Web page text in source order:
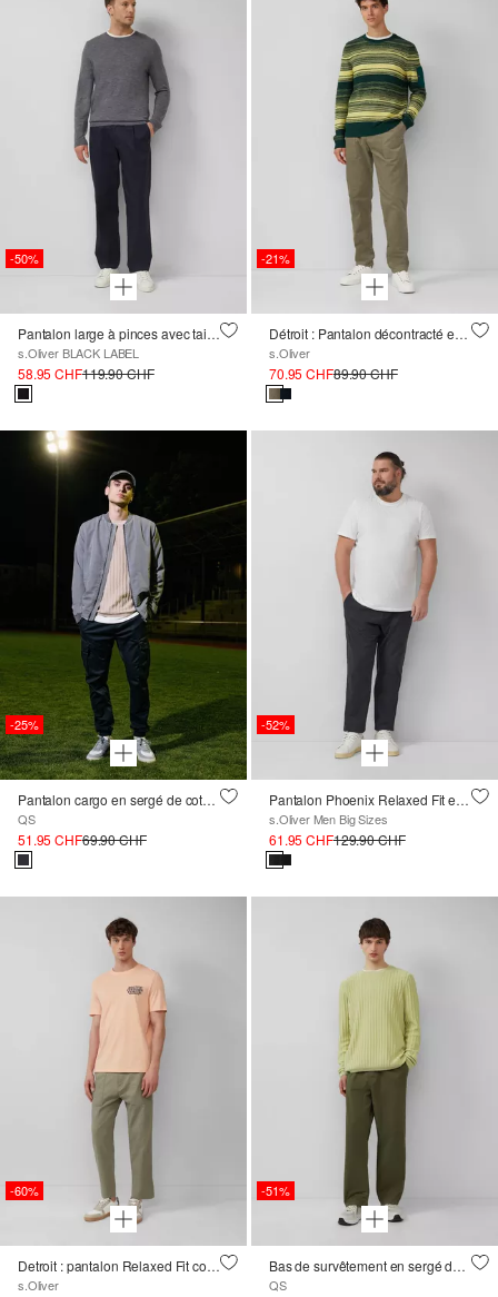
-50%
Pantalon large à pinces avec taille élastique
s.Oliver BLACK LABEL
58.95 CHF119.90 CHF
-21%
Détroit : Pantalon décontracté en velours côtelé avec cordon de serrage
s.Oliver
70.95 CHF89.90 CHF
-25%
Pantalon cargo en sergé de coton extensible
QS
51.95 CHF69.90 CHF
-52%
Pantalon Phoenix Relaxed Fit en coton stretch texturé
s.Oliver Men Big Sizes
61.95 CHF129.90 CHF
-60%
Detroit : pantalon Relaxed Fit coupe courte en lin mélangé
s.Oliver
-51%
Bas de survêtement en sergé de coton lavé à la machine
QS